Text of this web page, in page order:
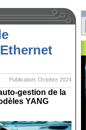
Publication: Octobre 2024
gestion de la
YANG